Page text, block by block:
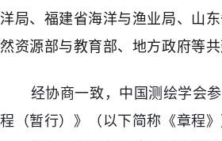
洋局、福建省海洋与渔业局、山
然资源部与教育部、地方政府等共
经协商一致，中国测绘学会参
程（暂行）》（以下简称《章程